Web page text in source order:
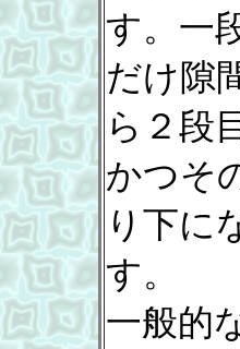
す。一
だけ隙
ら２段
かつそ
り下に
す。
一般的